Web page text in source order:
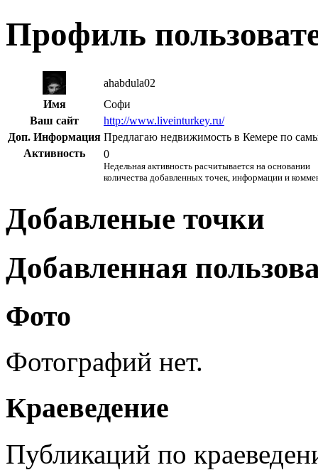
Профиль
ahabdula02
Имя
Софи
Ваш сайт
http://www.liveinturkey.ru/
Доп. Информация Предлагаю недвижимость в Кемере по
Активность
0
Недельная активность расчитывается на основании
количества добавленных точек, информации и
Добавленые точки
Добавленная
Фото
Фотографий нет.
Краеведение
Публикаций по